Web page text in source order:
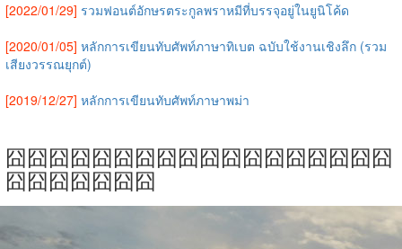
[2022/01/29] รวมฟอนต์อักษรตระกูลพราหมีที่บรรจุอยู่ในยูนิโค้ด
[2020/01/05] หลักการเขียนทับศัพท์ภาษาทิเบต ฉบับใช้งานเชิงลึก (รวม
เสียงวรรณยุกต์)
[2019/12/27] หลักการเขียนทับศัพท์ภาษาพม่า
囧囧囧囧囧囧囧囧囧囧囧囧囧囧囧囧囧囧
囧囧囧囧囧囧囧